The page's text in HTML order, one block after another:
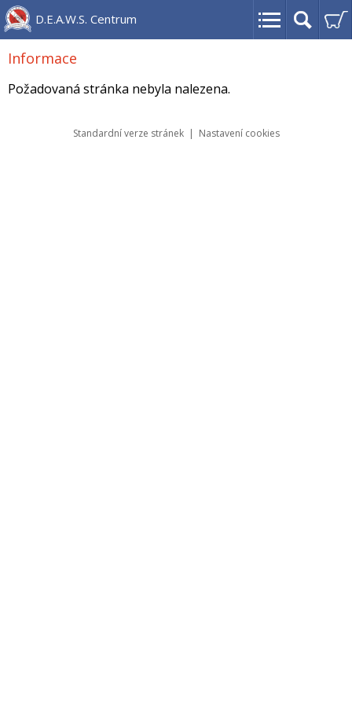
D.E.A.W.S. Centrum
Informace
Požadovaná stránka nebyla nalezena.
Standardní verze stránek| Nastavení cookies